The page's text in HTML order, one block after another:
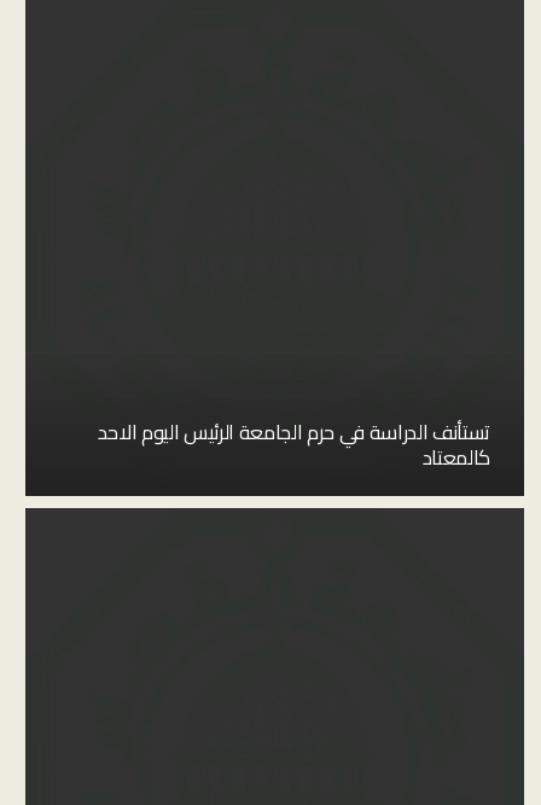
تستأنف الدراسة في حرم الجامعة الرئيس اليوم الاحد
كالمعتاد